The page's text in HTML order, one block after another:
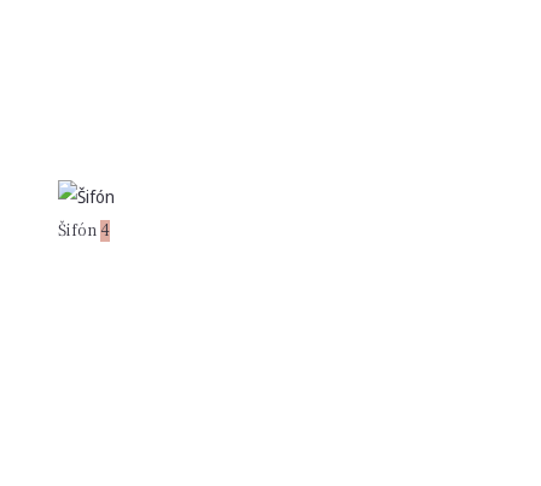
Šifón 4